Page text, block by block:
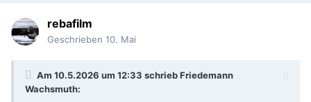
rebafilm
Geschrieben 10. Mai
Am 10.5.2026 um 12:33 schriebFriedemann
Wachsmuth: